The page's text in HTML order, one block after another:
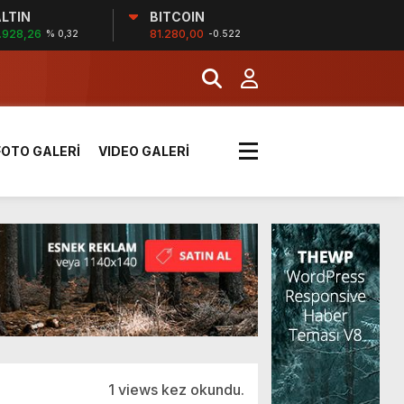
% 0,32
BITCOIN
81.280,00 -0.522
SGK
kararı verildi
etkili olacak
SGK
GALERİ VIDEO GALERİ
1 views kez okundu.